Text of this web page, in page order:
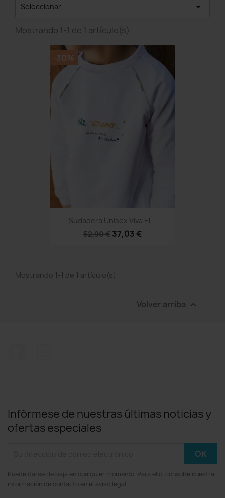
Seleccionar 
Mostrando 1-1 de 1 artículo(s)
Sudadera Unisex Viva El...
52,90 € 37,03 €
-30%
Mostrando 1-1 de 1 artículo(s)
Volver arriba 
Infórmese de nuestras últimas noticias y
ofertas especiales
Puede darse de baja en cualquier momento. Para ello, consulte nuestra
información de contacto en el aviso legal.